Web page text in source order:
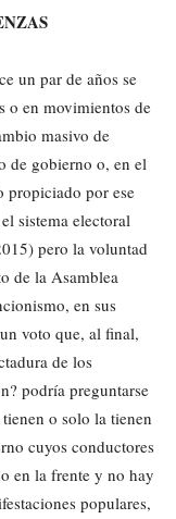
un par de años se
o en movimientos de
masivo de
de gobierno o, en el
propiciado por ese
sistema electoral
pero la voluntad
de la Asamblea
en sus
voto que, al final,
de los
podría preguntarse
o solo la tienen
cuyos conductores
en la frente y no hay
populares,